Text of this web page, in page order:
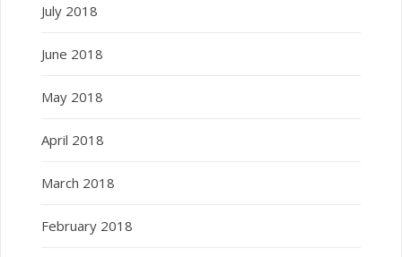
July 2018
June 2018
May 2018
April 2018
March 2018
February 2018